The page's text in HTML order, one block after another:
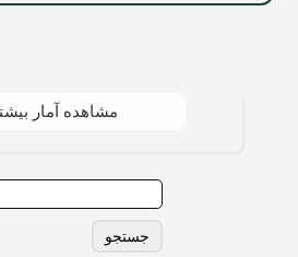
مشاهده آمار
جستجو
برای: